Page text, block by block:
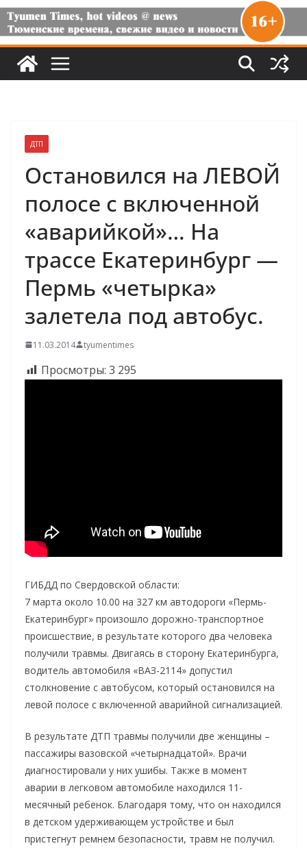
ДТП
Остановился на ЛЕВОЙ
полосе с включенной
«аварийкой»… На
трассе Екатеринбург —
Пермь «четырка»
залетела под автобус.
11.03.2014 tyumentimes
Просмотры: 3 295
ГИБДД по Свердовской области:
7 марта около 10.00 на 327 км автодороги «Пермь-
Екатеринбург» произошло дорожно-транспортное
происшествие, в результате которого два человека
получили травмы. Двигаясь в сторону Екатеринбурга,
водитель автомобиля «ВАЗ-2114» допустил
столкновение с автобусом, который остановился на
левой полосе с включенной аварийной сигнализацией.
В результате ДТП травмы получили две женщины –
пассажиры вазовской «четырнадцатой». Врачи
диагностировали у них ушибы. Также в момент
аварии в легковом автомобиле находился 11-
месячный ребенок. Благодаря тому, что он находился
в детском удерживающем устройстве и был
пристегнут ремнем безопасности, травм не получил.